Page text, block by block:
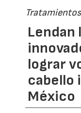
Lendan
lograr
cabello
México